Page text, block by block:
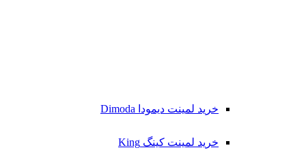
خرید لمینت دیمودا Dimoda
خرید لمینت کینگ King